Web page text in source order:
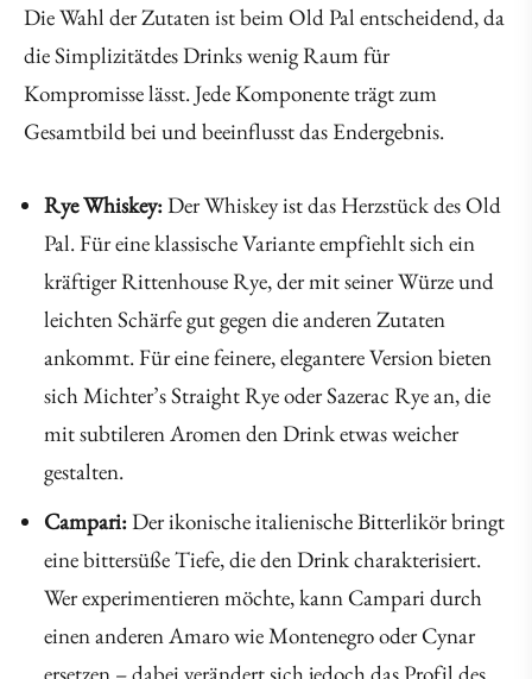
Die Wahl der Zutaten ist beim Old Pal entscheidend, da
die Simplizitätdes Drinks wenig Raum für
Kompromisse lässt. Jede Komponente trägt zum
Gesamtbild bei und beeinflusst das Endergebnis.
Rye Whiskey:Der Whiskey ist das Herzstück des Old
Pal. Für eine klassische Variante empfiehlt sich ein
kräftiger Rittenhouse Rye, der mit seiner Würze und
leichten Schärfe gut gegen die anderen Zutaten
ankommt. Für eine feinere, elegantere Version bieten
sich Michter’s Straight Rye oder Sazerac Rye an, die
mit subtileren Aromen den Drink etwas weicher
gestalten.
Campari:Der ikonische italienische Bitterlikör bringt
eine bittersüße Tiefe, die den Drink charakterisiert.
Wer experimentieren möchte, kann Campari durch
einen anderen Amaro wie Montenegro oder Cynar